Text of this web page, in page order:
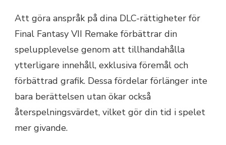
Att göra anspråk på dina DLC-rättigheter för
Final Fantasy VII Remake förbättrar din
spelupplevelse genom att tillhandahålla
ytterligare innehåll, exklusiva föremål och
förbättrad grafik. Dessa fördelar förlänger inte
bara berättelsen utan ökar också
återspelningsvärdet, vilket gör din tid i spelet
mer givande.